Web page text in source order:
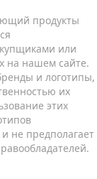
продукты
или
на нашем сайте.
и логотипы,
их
этих
не предполагает